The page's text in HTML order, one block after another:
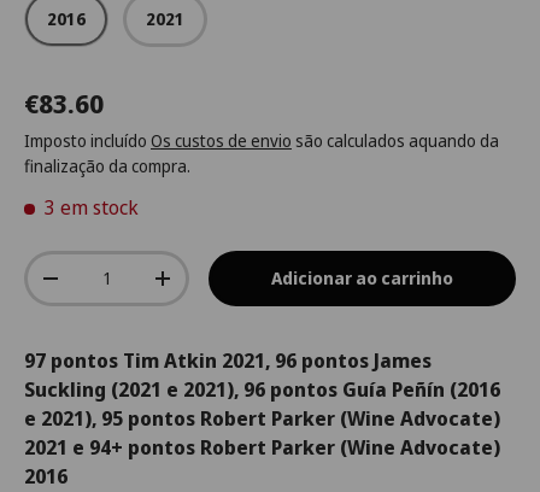
2016 2021
€83.60
Imposto incluído Os custos de envio são calculados aquando da
finalização da compra.
3 em stock
Qtd.
-
+ Adicionar ao carrinho
97 pontos Tim Atkin 2021, 96 pontos James
Suckling (2021 e 2021), 96 pontos Guía Peñín (2016
e 2021), 95 pontos Robert Parker (Wine Advocate)
2021 e 94+ pontos Robert Parker (Wine Advocate)
2016